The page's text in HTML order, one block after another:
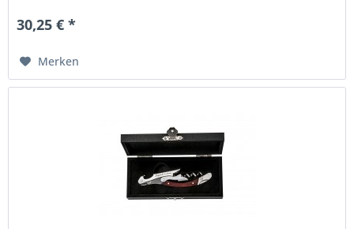
30,25 € *
Merken